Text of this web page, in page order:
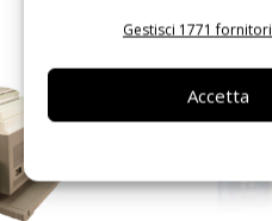
Gestisci 1771 fornitori
Accetta